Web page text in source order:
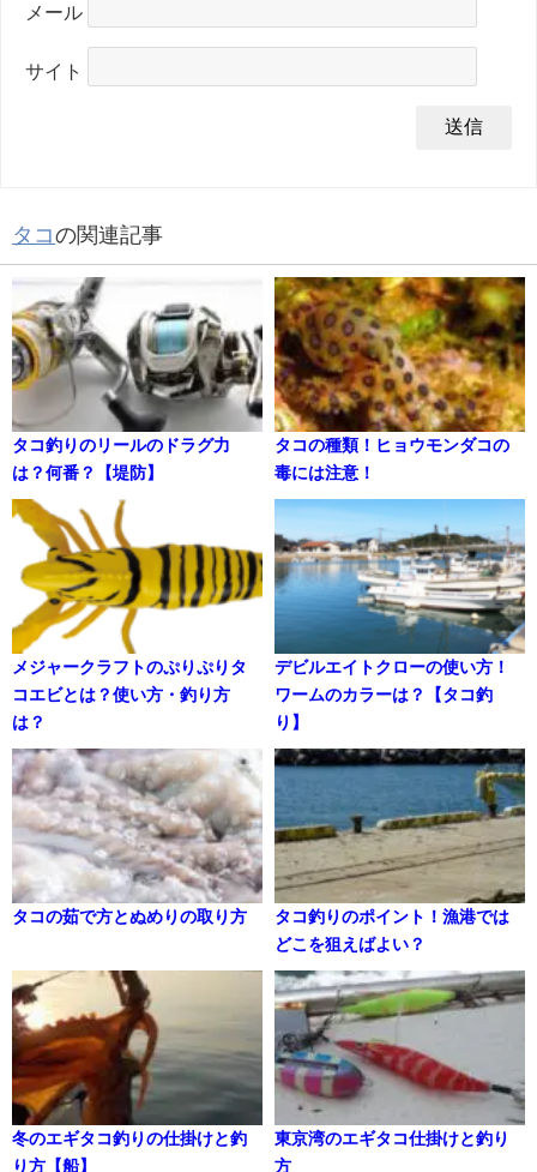
メール
サイト
タコの関連記事
タコ釣りのリールのドラグ力
は？何番？【堤防】
タコの種類！ヒョウモンダコの
毒には注意！
メジャークラフトのぷりぷりタ
コエビとは？使い方・釣り方
は？
デビルエイトクローの使い方！
ワームのカラーは？【タコ釣
り】
タコの茹で方とぬめりの取り方
タコ釣りのポイント！漁港では
どこを狙えばよい？
冬のエギタコ釣りの仕掛けと釣
り方【船】
東京湾のエギタコ仕掛けと釣り
方